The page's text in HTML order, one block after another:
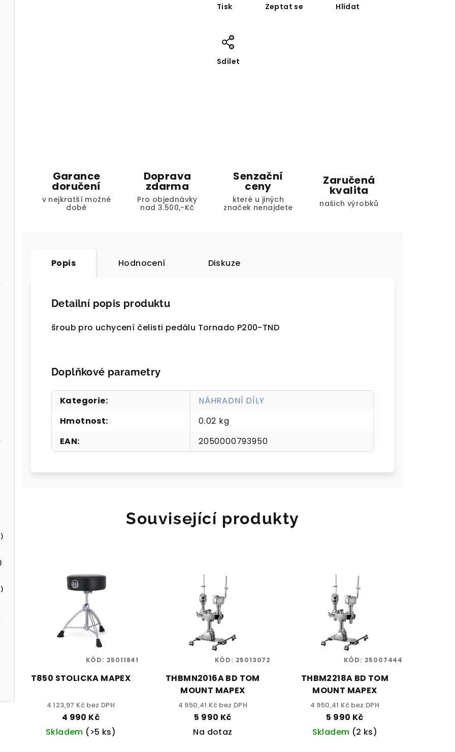
Tisk Zeptat se Hlídat
Sdílet
Garance
doručení
v nejkratší možné
době
Doprava
zdarma
Pro objednávky
nad 3.500,-Kč
Senzační
ceny
které u jiných
značek nenajdete
Zaručená
kvalita
našich výrobků
Popis Hodnocení Diskuze
Detailní popis produktu
šroub pro uchycení čelisti pedálu Tornado P200-TND
Doplňkové parametry
Kategorie:
NÁHRADNÍ DÍLY
Hmotnost:
0.02 kg
EAN: 2050000793950
Související produkty
T850 STOLICKA MAPEX
4 123,97 Kč bez DPH
4 990 Kč
Skladem (>5 ks)
KÓD: 25011841
THBMN2016A BD TOM
MOUNT MAPEX
4 950,41 Kč bez DPH
5 990 Kč
Na dotaz
KÓD: 25013072
THBM2218A BD TOM
MOUNT MAPEX
4 950,41 Kč bez DPH
5 990 Kč
Skladem (2 ks)
KÓD: 25007444